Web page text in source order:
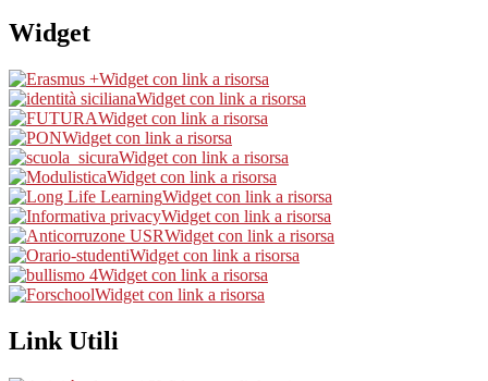
Widget
Widget con link a risorsa
Widget con link a risorsa
Widget con link a risorsa
Widget con link a risorsa
Widget con link a risorsa
Widget con link a risorsa
Widget con link a risorsa
Widget con link a risorsa
Widget con link a risorsa
Widget con link a risorsa
Widget con link a risorsa
Widget con link a risorsa
Link Utili